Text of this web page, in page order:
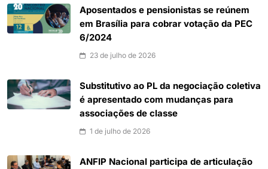
Aposentados e pensionistas se reúnem
em Brasília para cobrar votação da PEC
6/2024
23 de julho de 2026
Substitutivo ao PL da negociação coletiva
é apresentado com mudanças para
associações de classe
1 de julho de 2026
ANFIP Nacional participa de articulação